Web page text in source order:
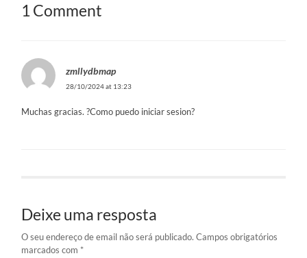
1 Comment
zmllydbmap
28/10/2024 at 13:23
Muchas gracias. ?Como puedo iniciar sesion?
Deixe uma resposta
O seu endereço de email não será publicado. Campos obrigatórios
marcados com *